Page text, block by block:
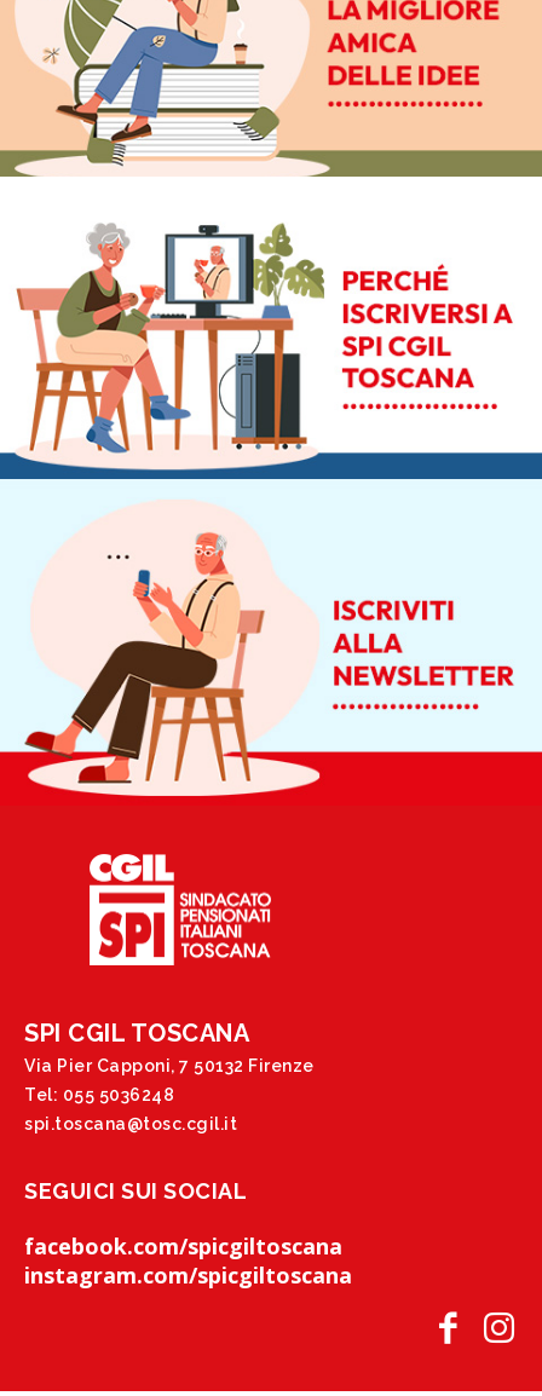
SPI CGIL TOSCANA
Via Pier Capponi, 7 50132 Firenze
Tel: 055 5036248
spi.toscana@tosc.cgil.it
SEGUICI SUI SOCIAL
facebook.com/spicgiltoscana
instagram.com/spicgiltoscana